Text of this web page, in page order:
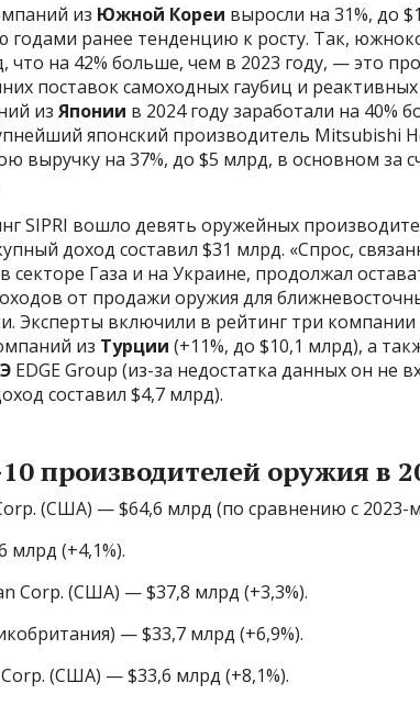
из Южной Кореи выросли на 31%, до
годами ранее тенденцию к росту. Так,
что на 42% больше, чем в 2023 году, — это
поставок самоходных гаубиц и
из Японии в 2024 году заработали на 40%
японский производитель Mitsubishi
выручку на 37%, до $5 млрд, в основном за
SIPRI вошло девять оружейных
доход составил $31 млрд. «Спрос,
секторе Газа и на Украине, продолжал
от продажи оружия для
Эксперты включили в рейтинг три компании
из Турции (+11%, до $10,1 млрд), а
EDGE Group (из-за недостатка данных он не
составил $4,7 млрд).
производителей оружия в
(США) — $64,6 млрд (по сравнению с 2023-м
млрд (+4,1%).
Corp. (США) — $37,8 млрд (+3,3%).
— $33,7 млрд (+6,9%).
(США) — $33,6 млрд (+8,1%).